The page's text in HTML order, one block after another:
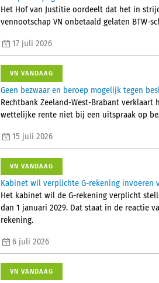
Het Hof van Justitie oordeelt dat het in
vennootschap VN onbetaald gelaten BTW-
17 juli 2026
VN VANDAAG
Geen bezwaar en beroep mogelijk tegen
Rechtbank Zeeland-West-Brabant
wettelijke rente niet bij een uitspraak op
15 juli 2026
VN VANDAAG
Kabinet wil verplichte G-rekening invoeren
Het kabinet wil de G-rekening verplicht
dan 1 januari 2029. Dat staat in de reactie
rekening.
6 juli 2026
VN VANDAAG